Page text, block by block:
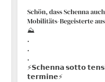
Schön, dass Schenna
Mobilitäts-Begeisterte
⛰️
.
.
.
⚡️𝗦𝗰𝗵𝗲𝗻𝗻𝗮 𝘀𝗼𝘁𝘁𝗼
𝘁𝗲𝗿𝗺𝗶𝗻𝗲⚡️